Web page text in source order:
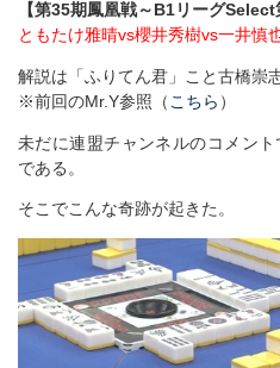
【第35期鳳凰戦～B1リーグSelect
ともたけ雅晴vs櫻井秀樹vs一井慎
解説は「ふりてん君」こと古橋崇志
※前回のMr.Y参照（ こちら ）
未だに連盟チャンネルのコメン
である。
そこでこんな奇跡が起きた。